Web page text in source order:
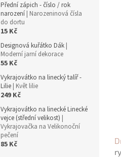
Přední zápich - číslo / rok
narození | Narozeninová čísla
do dortu
15 Kč
Designová kuřátko Dák |
Moderní jarní dekorace
55 Kč
Vykrajovátko na linecký talíř -
Lilie | Květ lilie
249 Kč
Vykrajovátko na linecké Linecké
vejce (střední velikost) |
Vykrajovačka na Velikonoční
pečení
85 Kč